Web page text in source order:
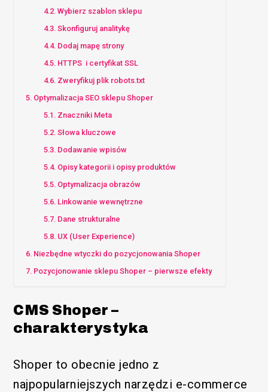
Wybierz szablon sklepu
Skonfiguruj analitykę
Dodaj mapę strony
HTTPS i certyfikat SSL
Zweryfikuj plik robots.txt
Optymalizacja SEO sklepu Shoper
Znaczniki Meta
Słowa kluczowe
Dodawanie wpisów
Opisy kategorii i opisy produktów
Optymalizacja obrazów
Linkowanie wewnętrzne
Dane strukturalne
UX (User Experience)
Niezbędne wtyczki do pozycjonowania Shoper
Pozycjonowanie sklepu Shoper – pierwsze efekty
CMS Shoper –
charakterystyka
Shoper to obecnie jedno z
najpopularniejszych narzędzi e-commerce